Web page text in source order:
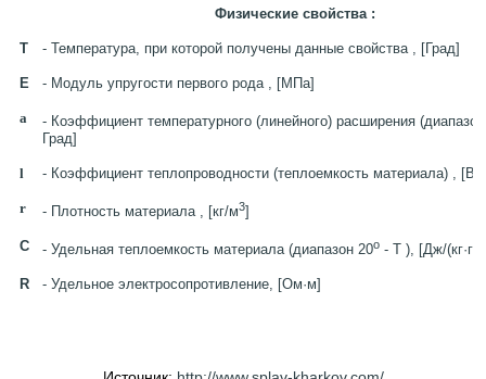
Физические свойства :
T - Температура, при которой получены данные свойства , [Град]
E - Модуль упругости первого рода , [МПа]
a
- Коэффициент температурного (линейного) расширения
Град]
l - Коэффициент теплопроводности (теплоемкость материала) , [Вт/
r - Плотность материала , [кг/м3]
C - Удельная теплоемкость материала (диапазон 20o - T ), [Дж/
R - Удельное электросопротивление, [Ом·м]